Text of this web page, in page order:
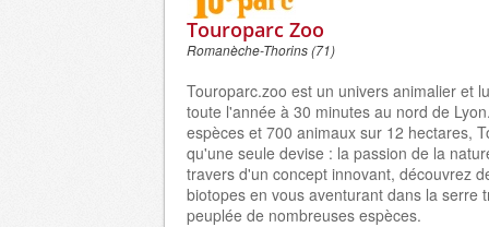
Touroparc Zoo
Romanèche-Thorins (71)
Touroparc.zoo est un univers animalier et
toute l'année à 30 minutes au nord de
espèces et 700 animaux sur 12 hectares,
qu'une seule devise : la passion de la
travers d'un concept innovant, découvrez
biotopes en vous aventurant dans la serre
peuplée de nombreuses espèces.